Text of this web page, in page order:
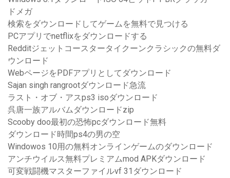
ドメガ
検索をダウンロードしてゲームを無料で見つける
PCアプリでnetflixをダウンロードする
Redditジェットコースタータイクーンクラシックの無料ダ
ウンロード
WebページをPDFアプリとしてダウンロード
Sajan singh rangrootダウンロード急流
ラスト・オブ・アスps3 isoダウンロード
呉唐一族アルバムダウンロードzip
Scooby doo最初の恐怖pcダウンロード無料
ダウンロード時間ps4の男の空
Windowos 10用の無料オンラインゲームのダウンロード
アンチウイルス無料プレミアムmod APKダウンロード
可変戦闘機マスターファイルvf 31ダウンロード